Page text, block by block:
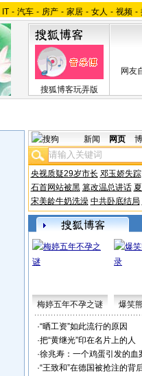
IT - 汽车 - 房产 - 家居 - 女人 - 视频 -
搜狐博客玩弄版
网友
新闻 网页
央视质疑29岁市长 邓玉娇失踪
石首网站被黑 篡改温总讲话
宋美龄牛奶洗澡 中共卧底结局
梅婷五年不孕之谜 爆笑
·“晒工资”如此流行的原因
·把“黄继光”印在名片上的人
·徐兆寿：一个鸡蛋引发的血
·“王致和”在德国被抢注的背